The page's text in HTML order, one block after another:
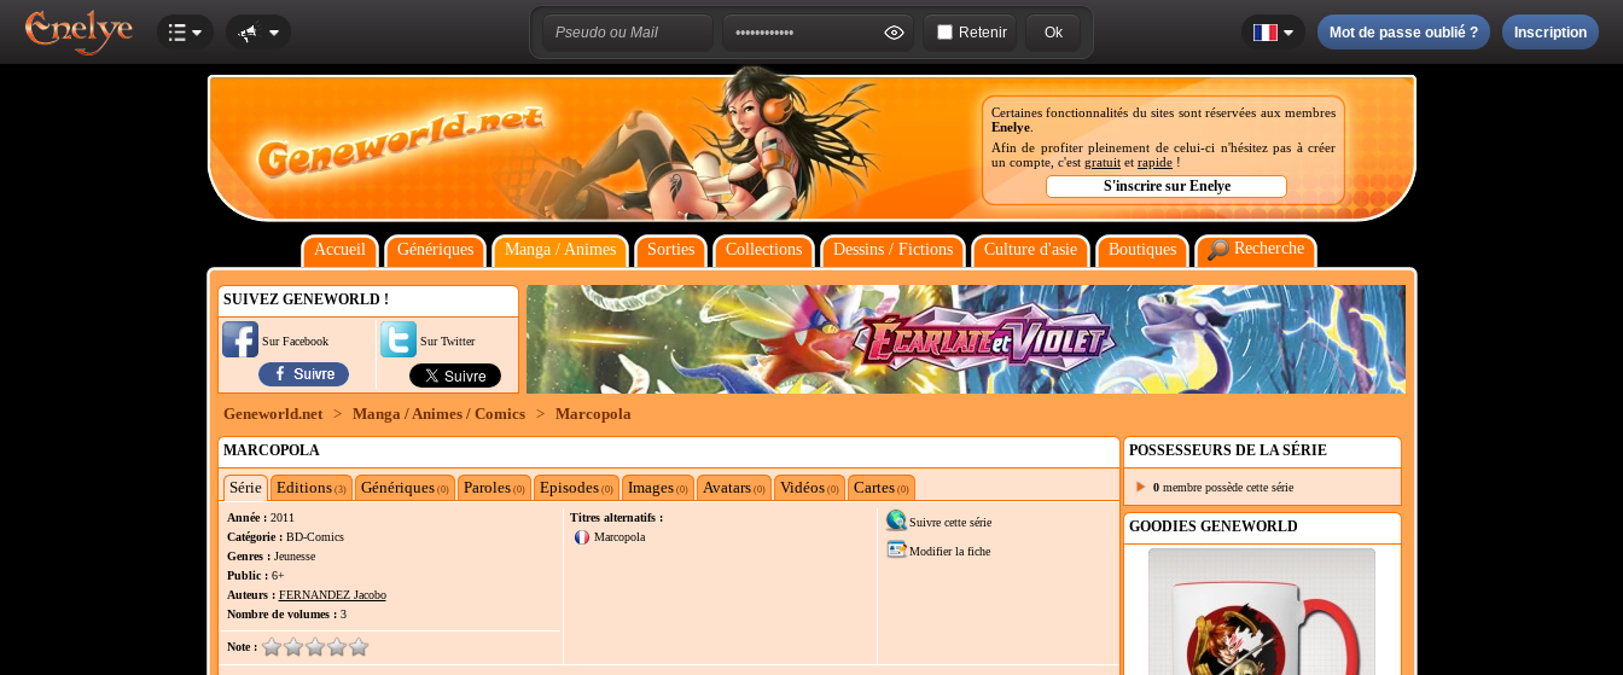
Retenir Mot de passe oublié ? Inscription
Certaines fonctionnalités du sites sont réservées aux membres
Enelye
Afin de profiter pleinement de celui-ci n'hésitez pas à créer
un compte, c'est gratuit et rapide !
Accueil Génériques Manga / Animes Sorties Collections Dessins / Fictions Culture d'asie Boutiques Recherche
SUIVEZ GENEWORLD !
Sur Facebook Sur Twitter
Geneworld.net > Manga / Animes / Comics > Marcopola
MARCOPOLA
Série Editions(3) Génériques(0) Paroles(0) Episodes(0) Images(0) Avatars(0) Vidéos(0) Cartes(0)
Année :2011
Catégorie :BD-Comics
Genres :Jeunesse
Public :6+
Auteurs : FERNANDEZ Jacobo
Nombre de volumes :3
Note :
Titres alternatifs :
Marcopola
Suivre cette série
Modifier la fiche
POSSESSEURS DE LA SÉRIE
0 membre possède cette série
GOODIES GENEWORLD